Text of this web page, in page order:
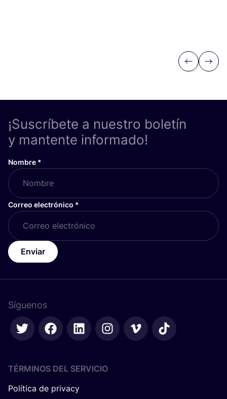
Previous
Next
¡Suscríbete a nuestro boletín
y mantente informado!
Nombre *
Correo electrónico *
Enviar
Síguenos
TÉRMINOS DEL SERVICIO
Política de privacy